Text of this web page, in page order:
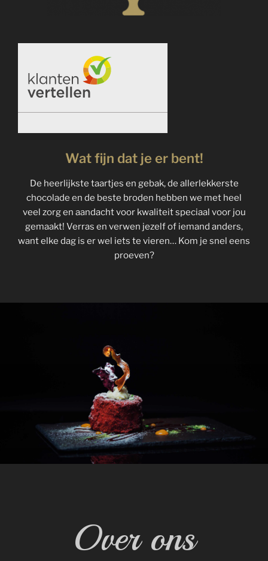
Wat fijn dat je er bent!
De heerlijkste taartjes en gebak, de allerlekkerste
chocolade en de beste broden hebben we met heel
veel zorg en aandacht voor kwaliteit speciaal voor jou
gemaakt! Verras en verwen jezelf of iemand anders,
want elke dag is er wel iets te vieren… Kom je snel eens
proeven?
Over ons